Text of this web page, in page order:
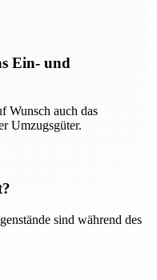
Ein- und
Wunsch auch das
Umzugsgüter.
sind während des